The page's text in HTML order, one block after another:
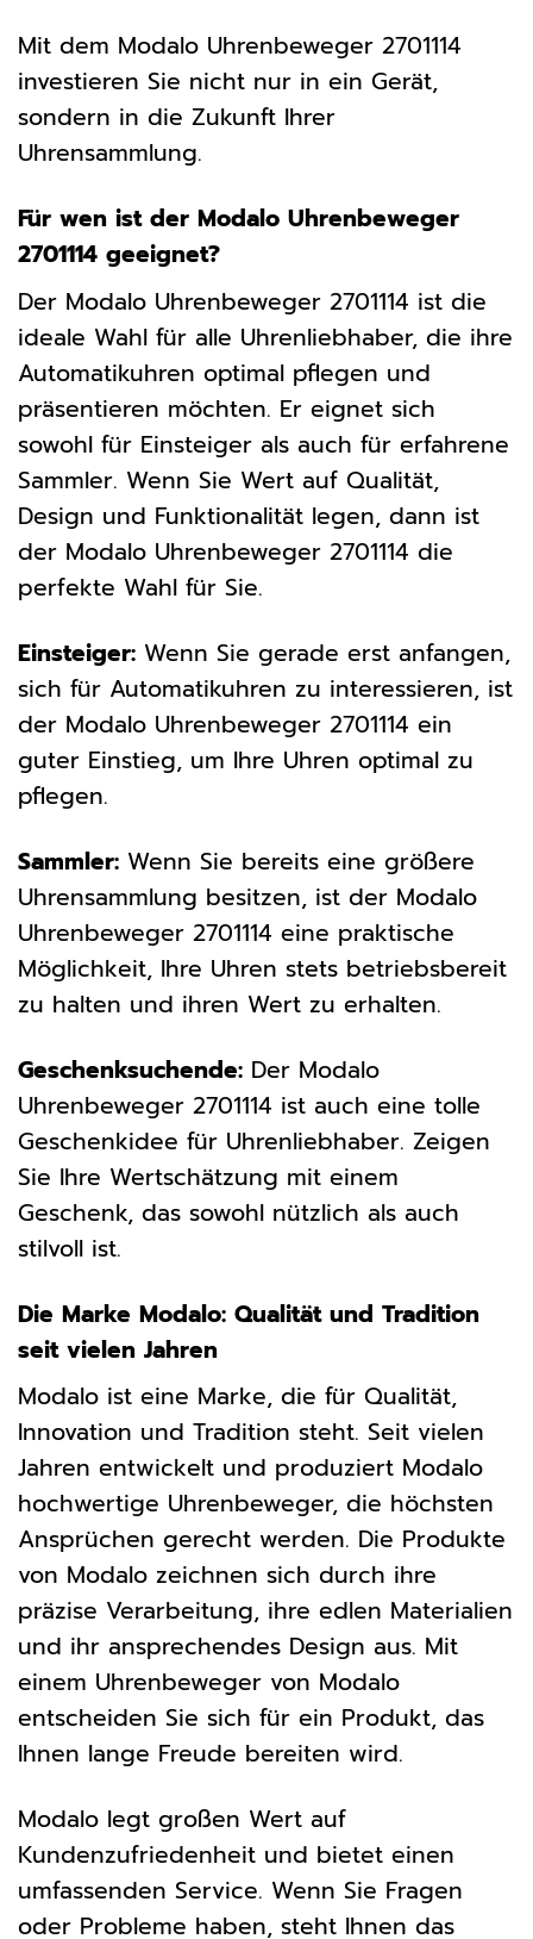
Mit dem Modalo Uhrenbeweger 2701114
investieren Sie nicht nur in ein Gerät,
sondern in die Zukunft Ihrer
Uhrensammlung.
Für wen ist der Modalo Uhrenbeweger
2701114 geeignet?
Der Modalo Uhrenbeweger 2701114 ist die
ideale Wahl für alle Uhrenliebhaber, die ihre
Automatikuhren optimal pflegen und
präsentieren möchten. Er eignet sich
sowohl für Einsteiger als auch für erfahrene
Sammler. Wenn Sie Wert auf Qualität,
Design und Funktionalität legen, dann ist
der Modalo Uhrenbeweger 2701114 die
perfekte Wahl für Sie.
Einsteiger: Wenn Sie gerade erst anfangen,
sich für Automatikuhren zu interessieren, ist
der Modalo Uhrenbeweger 2701114 ein
guter Einstieg, um Ihre Uhren optimal zu
pflegen.
Sammler: Wenn Sie bereits eine größere
Uhrensammlung besitzen, ist der Modalo
Uhrenbeweger 2701114 eine praktische
Möglichkeit, Ihre Uhren stets betriebsbereit
zu halten und ihren Wert zu erhalten.
Geschenksuchende: Der Modalo
Uhrenbeweger 2701114 ist auch eine tolle
Geschenkidee für Uhrenliebhaber. Zeigen
Sie Ihre Wertschätzung mit einem
Geschenk, das sowohl nützlich als auch
stilvoll ist.
Die Marke Modalo: Qualität und Tradition
seit vielen Jahren
Modalo ist eine Marke, die für Qualität,
Innovation und Tradition steht. Seit vielen
Jahren entwickelt und produziert Modalo
hochwertige Uhrenbeweger, die höchsten
Ansprüchen gerecht werden. Die Produkte
von Modalo zeichnen sich durch ihre
präzise Verarbeitung, ihre edlen Materialien
und ihr ansprechendes Design aus. Mit
einem Uhrenbeweger von Modalo
entscheiden Sie sich für ein Produkt, das
Ihnen lange Freude bereiten wird.
Modalo legt großen Wert auf
Kundenzufriedenheit und bietet einen
umfassenden Service. Wenn Sie Fragen
oder Probleme haben, steht Ihnen das